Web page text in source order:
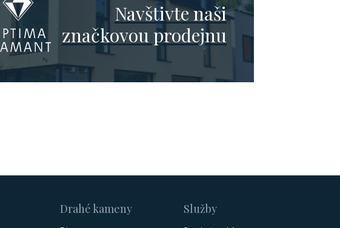
Navštivte naši
značkovou prodejnu
Drahé kameny Služby